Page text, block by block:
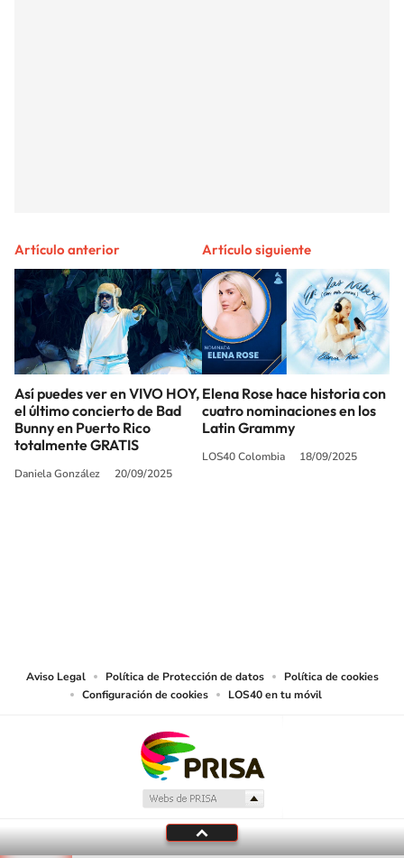
Artículo anterior
Así puedes ver en VIVO HOY,
el último concierto de Bad
Bunny en Puerto Rico
totalmente GRATIS
Daniela González 20/09/2025
Artículo siguiente
Elena Rose hace historia con
cuatro nominaciones en los
Latin Grammy
LOS40 Colombia 18/09/2025
Aviso Legal Política de Protección de datos
Política de cookies
Configuración de cookies
LOS40 en tu móvil